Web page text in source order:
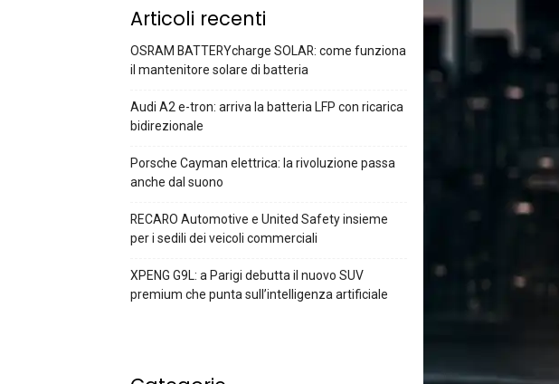
Articoli recenti
OSRAM BATTERYcharge SOLAR: come funziona
il mantenitore solare di batteria
Audi A2 e-tron: arriva la batteria LFP con ricarica
bidirezionale
Porsche Cayman elettrica: la rivoluzione passa
anche dal suono
RECARO Automotive e United Safety insieme
per i sedili dei veicoli commerciali
XPENG G9L: a Parigi debutta il nuovo SUV
premium che punta sull’intelligenza artificiale